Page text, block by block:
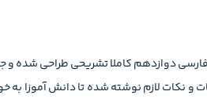
دوازدهم کاملا تشریحی طراحی شده و
و نکات لازم نوشته شده تا دانش آموزا